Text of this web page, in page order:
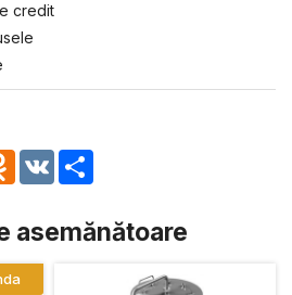
credit
Odnoklassniki
VK
asemănătoare